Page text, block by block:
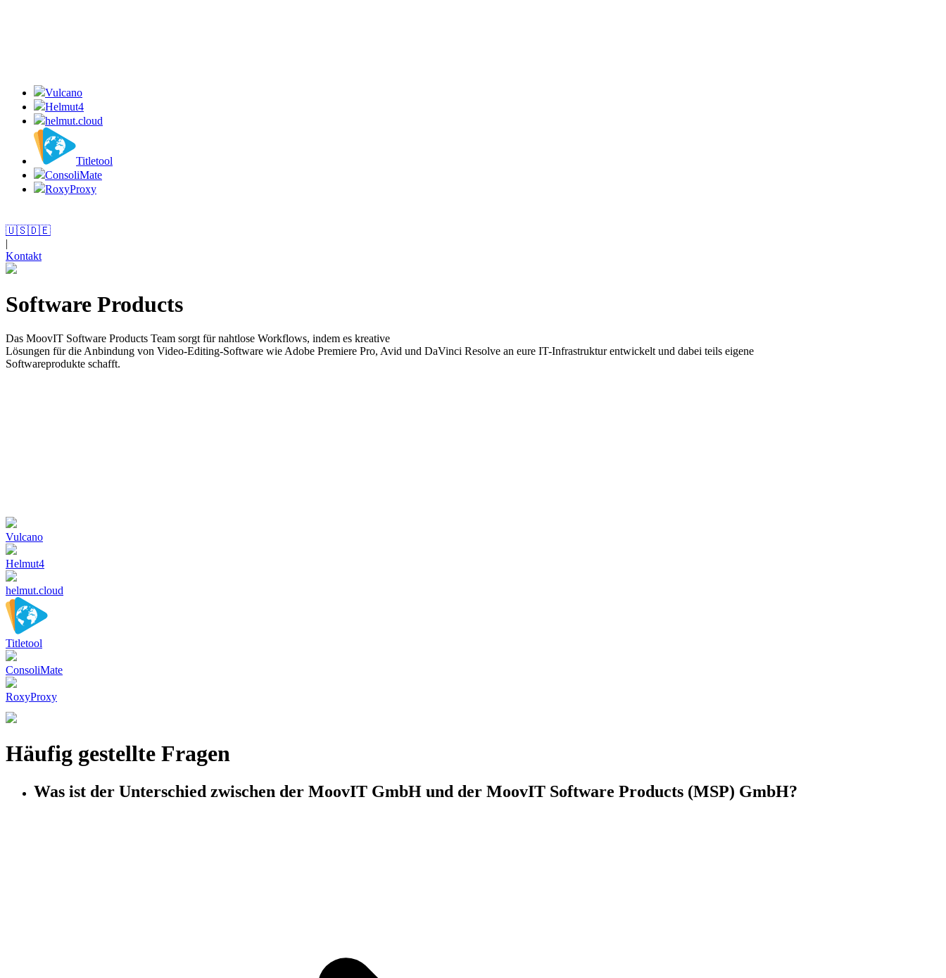
Vulcano
Helmut4
helmut.cloud
Titletool
ConsoliMate
RoxyProxy
🇺🇸🇩🇪
|
Kontakt
Software Products
Das MoovIT Software Products Team sorgt für nahtlose Workflows, indem es kreative
Lösungen für die Anbindung von Video-Editing-Software wie Adobe Premiere Pro, Avid und DaVinci Resolve an eure IT-Infrastruktur entwickelt und dabei teils eigene
Softwareprodukte schafft.
Vulcano
Helmut4
helmut.cloud
Titletool
ConsoliMate
RoxyProxy
Häufig gestellte Fragen
Was ist der Unterschied zwischen der MoovIT GmbH und der MoovIT Software Products (MSP) GmbH?